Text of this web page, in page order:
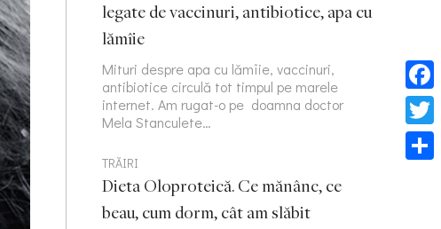
legate de vaccinuri, antibiotice, apa cu
lămîie
Mituri despre apa cu lămîie, vaccinuri,
antibiotice circulă tot timpul pe marele
internet. Am rugat-o pe doamna doctor
Mela Stanculete…
TRĂIRI
Dieta Oloproteică. Ce mănânc, ce
beau, cum dorm, cât am slăbit